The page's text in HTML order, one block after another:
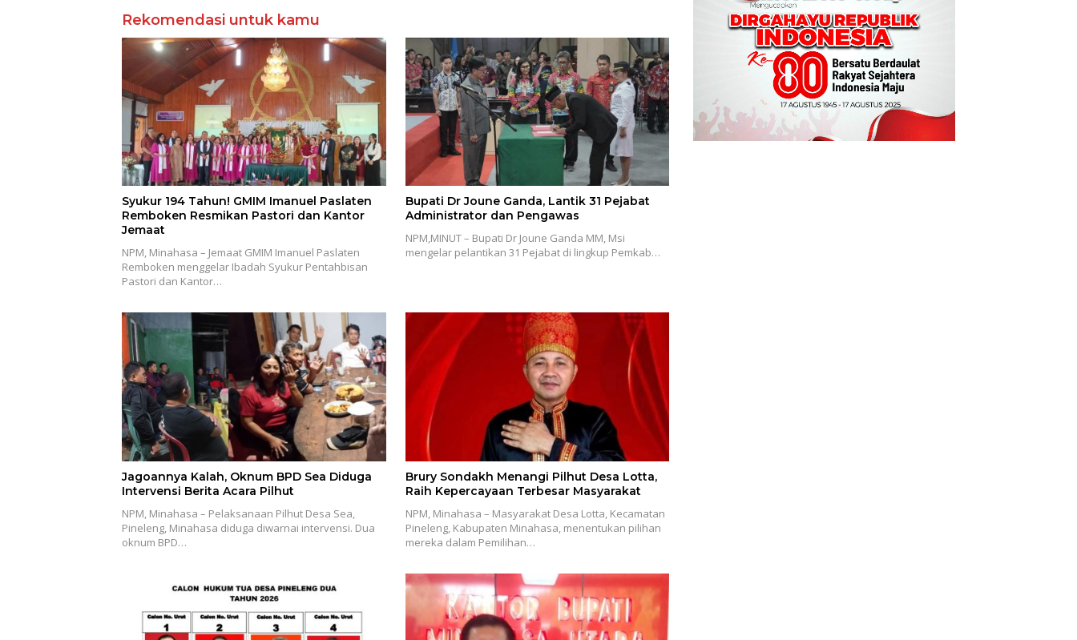
Rekomendasi untuk kamu
Syukur 194 Tahun! GMIM Imanuel Paslaten
Remboken Resmikan Pastori dan Kantor
Jemaat
NPM, Minahasa – Jemaat GMIM Imanuel Paslaten
Remboken menggelar Ibadah Syukur Pentahbisan
Pastori dan Kantor…
Bupati Dr Joune Ganda, Lantik 31 Pejabat
Administrator dan Pengawas
NPM,MINUT – Bupati Dr Joune Ganda MM, Msi
mengelar pelantikan 31 Pejabat di lingkup Pemkab…
Jagoannya Kalah, Oknum BPD Sea Diduga
Intervensi Berita Acara Pilhut
NPM, Minahasa – Pelaksanaan Pilhut Desa Sea,
Pineleng, Minahasa diduga diwarnai intervensi. Dua
oknum BPD…
Brury Sondakh Menangi Pilhut Desa Lotta,
Raih Kepercayaan Terbesar Masyarakat
NPM, Minahasa – Masyarakat Desa Lotta, Kecamatan
Pineleng, Kabupaten Minahasa, menentukan pilihan
mereka dalam Pemilihan…